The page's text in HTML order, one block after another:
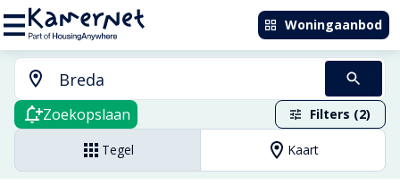
Woningaanbod
Zoekopslaan Filters (2)
Tegel Kaart